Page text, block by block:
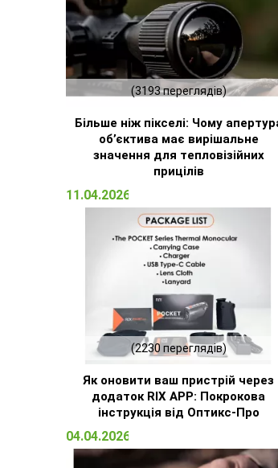
(3193 переглядів)
Більше ніж пікселі: Чому
об’єктива має вирішальне
значення для тепловізійних
прицілів
11.04.2026 16:51
(2230 переглядів)
Як оновити ваш пристрій через
додаток RIX APP: Покрокова
інструкція від Оптикс-Про
04.04.2026 14:32